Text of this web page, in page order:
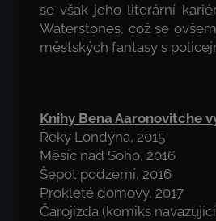
se však jeho literární
Waterstones, což se
městských fantasy s
Knihy Bena Aaronovitche
Řeky Londýna, 2015
Měsíc nad Soho, 2016
Šepot podzemí, 2016
Prokleté domovy, 2017
Čarojízda (komiks